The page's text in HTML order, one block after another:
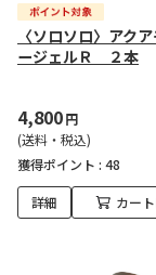
〈ソロソロ〉アク
ージェルＲ ２本
4,800円
(送料・税込)
獲得ポイント : 48
詳細 カー